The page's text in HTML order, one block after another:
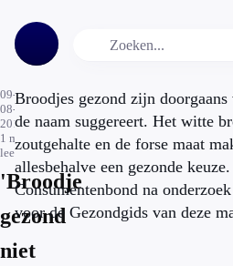
09-
08-
2013
1 min.
leestijd
'Broodje
gezond
niet
Broodjes gezond zijn
de naam suggereert. Het witte
zoutgehalte en de forse maat
allesbehalve een gezonde
Consumentenbond na
voor de Gezondgids van deze